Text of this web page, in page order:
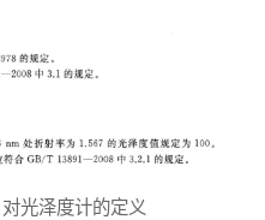
光泽度计的定义